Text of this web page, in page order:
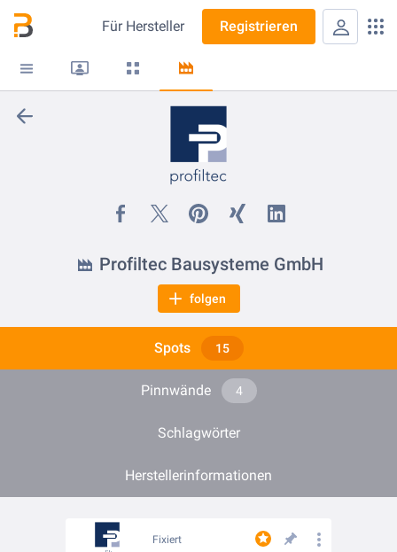
Für Hersteller Registrieren
Profiltec Bausysteme GmbH
folgen
Spots 15
Pinnwände 4
Schlagwörter
Herstellerinformationen
Fixiert